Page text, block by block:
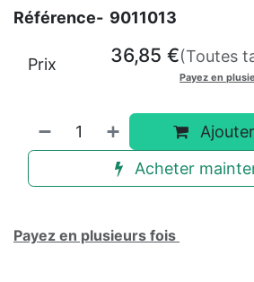
Référence- 9011013
Acheter
Prix 36,85 €(Toutes
Payez en
Payez en plusieurs fois